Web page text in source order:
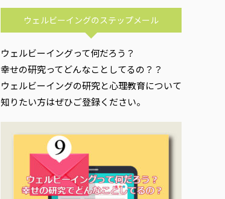
ウェルビーイングのステップメール
ウェルビーイングって何だろう？
幸せの研究ってどんなことしてるの？？
ウェルビーイングの研究と心理教育について
知りたい方はぜひご登録ください。